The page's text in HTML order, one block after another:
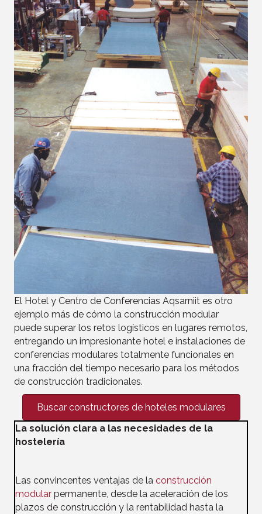
El Hotel y Centro de Conferencias Aqsarniit es otro
ejemplo más de cómo la construcción modular
puede superar los retos logísticos en lugares remotos,
entregando un impresionante hotel e instalaciones de
conferencias modulares totalmente funcionales en
una fracción del tiempo necesario para los métodos
de construcción tradicionales.
Buscar constructores de hoteles modulares
La solución clara a las necesidades de la
hostelería
Las convincentes ventajas de la construcción
modular permanente, desde la aceleración de los
plazos de construcción y la rentabilidad hasta la